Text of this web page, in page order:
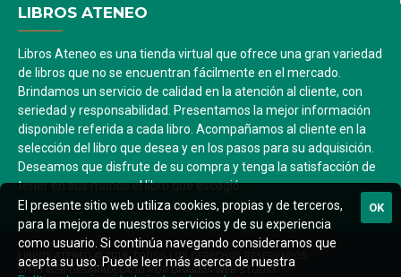
LIBROS ATENEO
Libros Ateneo es una tienda virtual que ofrece una gran variedad
de libros que no se encuentran fácilmente en el mercado.
Brindamos un servicio de calidad en la atención al cliente, con
seriedad y responsabilidad. Presentamos la mejor información
disponible referida a cada libro. Acompañamos al cliente en la
selección del libro que desea y en los pasos para su adquisición.
Deseamos que disfrute de su compra y tenga la satisfacción de
tener en sus manos el libro que escogió.
LIBROS ATENEO © 2019. TODOS LOS DERECHOS RESERVADOS.
SITIO WEB DESARROLLADO POR DHARMA WEB STUDIO
OK
El presente sitio web utiliza cookies, propias y de terceros,
para la mejora de nuestros servicios y de su experiencia
como usuario. Si continúa navegando consideramos que
acepta su uso. Puede leer más acerca de nuestra